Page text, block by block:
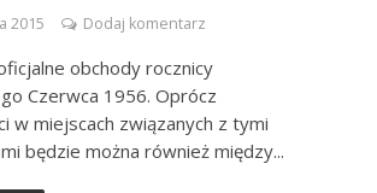
2015 Dodaj komentarz
obchody rocznicy
Czerwca 1956. Oprócz
w miejscach związanych z tymi
będzie można również między...